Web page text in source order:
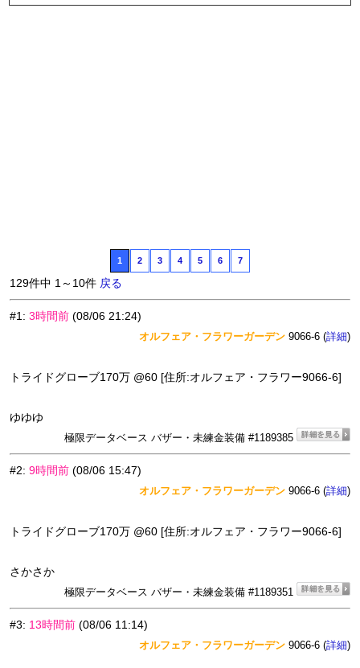
1 2 3 4 5 6 7
129件中 1～10件 戻る
#1: 3時間前 (08/06 21:24)
オルフェア・フラワーガーデン 9066-6 (詳細)
トライドグローブ170万 @60 [住所:オルフェア・フラワー9066-6]
ゆゆゆ
極限データベース バザー・未練金装備 #1189385
#2: 9時間前 (08/06 15:47)
オルフェア・フラワーガーデン 9066-6 (詳細)
トライドグローブ170万 @60 [住所:オルフェア・フラワー9066-6]
さかさか
極限データベース バザー・未練金装備 #1189351
#3: 13時間前 (08/06 11:14)
オルフェア・フラワーガーデン 9066-6 (詳細)